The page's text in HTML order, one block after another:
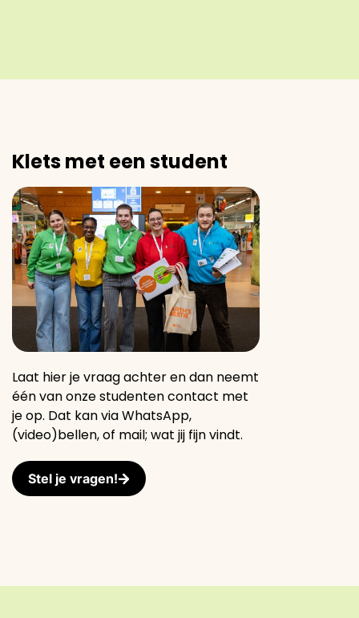
Klets met een student
Laat hier je vraag achter en dan neemt
één van onze studenten contact met
je op. Dat kan via WhatsApp,
(video)bellen, of mail; wat jij fijn vindt.
Stel je vragen!